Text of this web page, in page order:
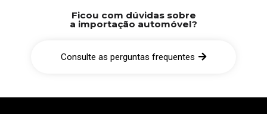
Ficou com dúvidas sobre
a importação automóvel?
Consulte as perguntas frequentes